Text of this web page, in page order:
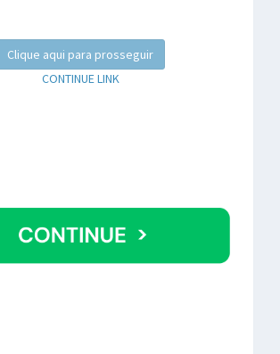
Clique aqui para prosseguir
CONTINUE LINK